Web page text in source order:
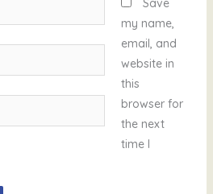
Save
my name,
email, and
website in
this
browser for
the next
time I